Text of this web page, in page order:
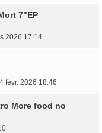
7"EP
2026 17:14
févr. 2026 18:46
More food no